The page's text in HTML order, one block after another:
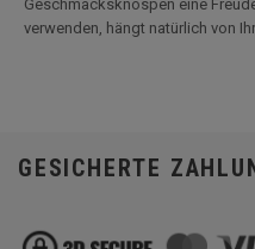
Geschmacksknospen eine
verwenden, hängt natürlich von
GESICHERTE